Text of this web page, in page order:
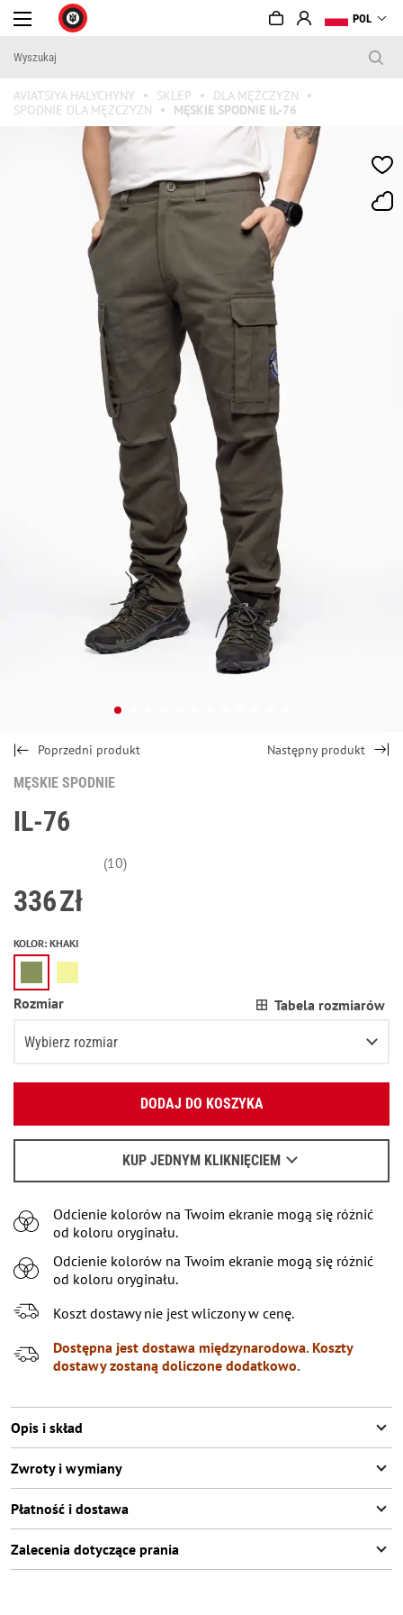
POL
AVIATSIYA HALYCHYNY SKLEP
DLA MĘŻCZYZN
SPODNIE DLA MĘŻCZYZN
MĘSKIE SPODNIE IL-76
Poprzedni produkt Następny produkt
MĘSKIE SPODNIE
IL-76
(10)
336Zł
KOLOR: KHAKI
Rozmiar Tabela rozmiarów
Wybierz rozmiar
46/L1
48/L2
50/L1
52/L1
52/L2
54/L1
56/L2
58/L1
58/L2
60/L1
DODAJ DO KOSZYKA
KUP JEDNYM KLIKNIĘCIEM
Kiedy czekać na e-mail - przeczytajtu.
Odcienie kolorów na Twoim ekranie mogą się różnić
od koloru oryginału.
Odcienie kolorów na Twoim ekranie mogą się różnić
od koloru oryginału.
Koszt dostawy nie jest wliczony w cenę.
Dostępna jest dostawa międzynarodowa. Koszty
dostawy zostaną doliczone dodatkowo.
Opis i skład
Zwroty i wymiany
Płatność i dostawa
Zalecenia dotyczące prania